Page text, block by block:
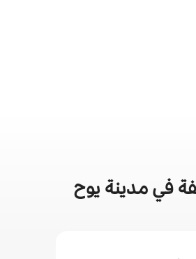
في مدينة يوح